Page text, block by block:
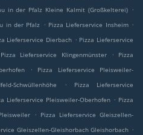
in der Pfalz Kleine Kalmit (Großkelterei) .
in der Pfalz . Pizza Lieferservice Insheim .
Lieferservice Dierbach . Pizza Lieferservice
Pizza Lieferservice Klingenmünster .
Pizza
.
Pizza Lieferservice Pleisweiler-
Schwüllenhöhe
.
Pizza Lieferservice
Lieferservice Pleisweiler-Oberhofen . Pizza
. Pizza Lieferservice Gleiszellen-
Gleiszellen-Gleishorbach Gleishorbach .